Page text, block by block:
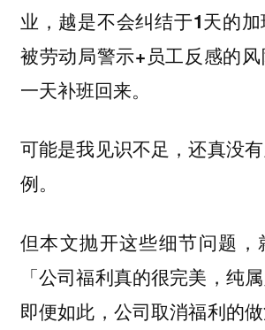
业，越是不会纠结于1天的
被劳动局警示+员工反感的
一天补班回来。
可能是我见识不足，还真没
例。
但本文抛开这些细节问题，
「公司福利真的很完美，纯
即便如此，公司取消福利的